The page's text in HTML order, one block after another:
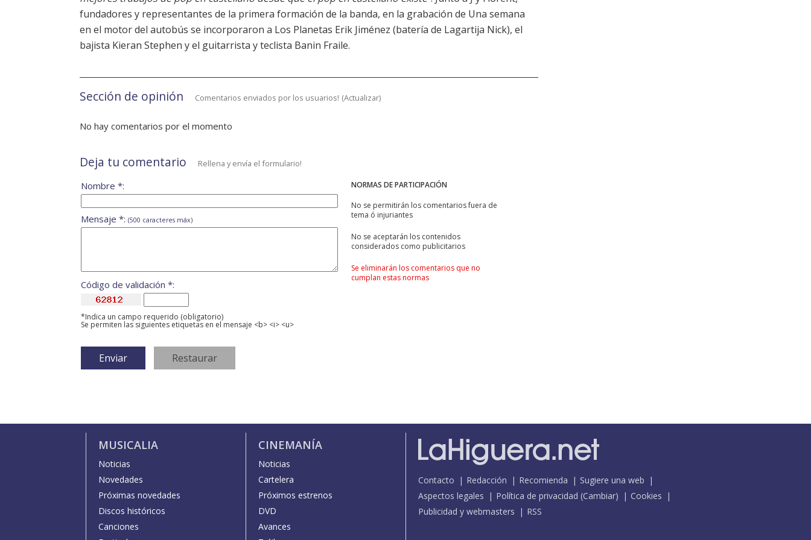
fundadores y representantes de la primera formación de la banda, en la grabación de Una semana
en el motor del autobús se incorporaron a Los Planetas Erik Jiménez (batería de Lagartija Nick), el
bajista Kieran Stephen y el guitarrista y teclista Banin Fraile.
Sección de opinión Comentarios enviados por los usuarios! (Actualizar)
No hay comentarios por el momento
Deja tu comentario Rellena y envía el formulario!
NORMAS DE PARTICIPACIÓN
No se permitirán los comentarios fuera de
tema ó injuriantes
No se aceptarán los contenidos
considerados como publicitarios
Se eliminarán los comentarios que no
cumplan estas normas
Nombre *:
Mensaje *: (500 caracteres máx)
Código de validación *:
*Indica un campo requerido (obligatorio)
Se permiten las siguientes etiquetas en el mensaje <b> <i> <u>
MUSICALIA
Noticias
Novedades
Próximas novedades
Discos históricos
Canciones
CINEMANÍA
Noticias
Cartelera
Próximos estrenos
DVD
Avances
Contacto Redacción Recomienda
Sugiere una web
Aspectos legales
Política de privacidad (Cambiar)
Cookies
Publicidad y webmasters
RSS